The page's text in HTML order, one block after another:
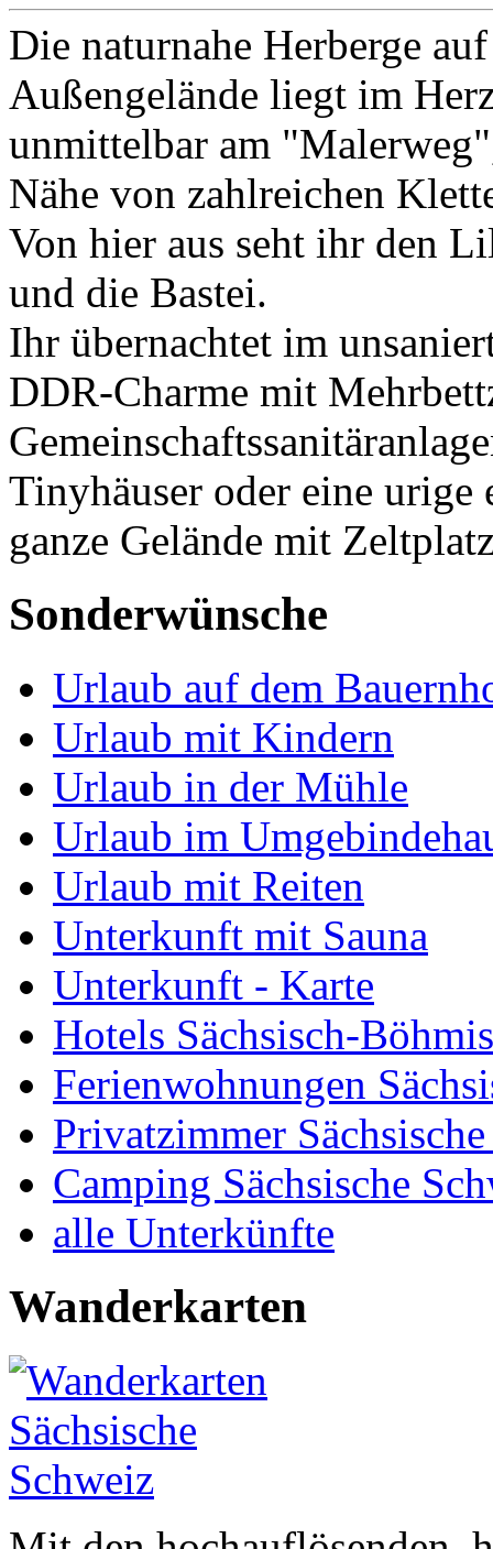
Die naturnahe Herberge
Außengelände liegt im
unmittelbar am
Nähe von zahlreichen
Von hier aus seht ihr den
und die Bastei.
Ihr übernachtet im
DDR-Charme mit
Tinyhäuser oder eine urige
ganze Gelände mit
Sonderwünsche
Urlaub auf dem
Urlaub mit Kindern
Urlaub in der Mühle
Urlaub im
Urlaub mit Reiten
Unterkunft mit Sauna
Unterkunft - Karte
Hotels Sächsisch-
Ferienwohnungen
Privatzimmer
Camping Sächsische
alle Unterkünfte
Wanderkarten